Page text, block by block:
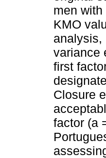
men
KMO
analysis,
variance
first
Closure
factor (a